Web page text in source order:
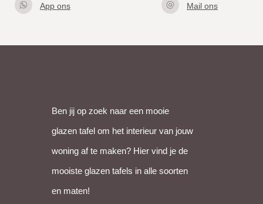
App ons
Mail ons
Ben jij op zoek naar een mooie
glazen tafel om het interieur van jouw
woning af te maken? Hier vind je de
mooiste glazen tafels in alle soorten
en maten!